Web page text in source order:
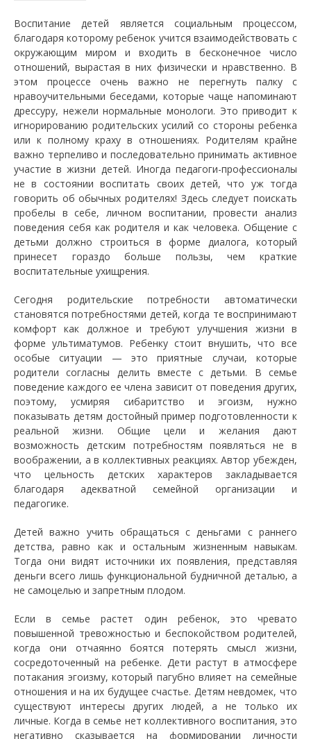
Воспитание детей является социальным процессом,
благодаря которому ребенок учится взаимодействовать с
окружающим миром и входить в бесконечное число
отношений, вырастая в них физически и нравственно. В
этом процессе очень важно не перегнуть палку с
нравоучительными беседами, которые чаще напоминают
дрессуру, нежели нормальные монологи. Это приводит к
игнорированию родительских усилий со стороны ребенка
или к полному краху в отношениях. Родителям крайне
важно терпеливо и последовательно принимать активное
участие в жизни детей. Иногда педагоги-профессионалы
не в состоянии воспитать своих детей, что уж тогда
говорить об обычных родителях! Здесь следует поискать
пробелы в себе, личном воспитании, провести анализ
поведения себя как родителя и как человека. Общение с
детьми должно строиться в форме диалога, который
принесет гораздо больше пользы, чем краткие
воспитательные ухищрения.
Сегодня родительские потребности автоматически
становятся потребностями детей, когда те воспринимают
комфорт как должное и требуют улучшения жизни в
форме ультиматумов. Ребенку стоит внушить, что все
особые ситуации — это приятные случаи, которые
родители согласны делить вместе с детьми. В семье
поведение каждого ее члена зависит от поведения других,
поэтому, усмиряя сибаритство и эгоизм, нужно
показывать детям достойный пример подготовленности к
реальной жизни. Общие цели и желания дают
возможность детским потребностям появляться не в
воображении, а в коллективных реакциях. Автор убежден,
что цельность детских характеров закладывается
благодаря адекватной семейной организации и
педагогике.
Детей важно учить обращаться с деньгами с раннего
детства, равно как и остальным жизненным навыкам.
Тогда они видят источники их появления, представляя
деньги всего лишь функциональной будничной деталью, а
не самоцелью и запретным плодом.
Если в семье растет один ребенок, это чревато
повышенной тревожностью и беспокойством родителей,
когда они отчаянно боятся потерять смысл жизни,
сосредоточенный на ребенке. Дети растут в атмосфере
потакания эгоизму, который пагубно влияет на семейные
отношения и на их будущее счастье. Детям невдомек, что
существуют интересы других людей, а не только их
личные. Когда в семье нет коллективного воспитания, это
негативно сказывается на формировании личности